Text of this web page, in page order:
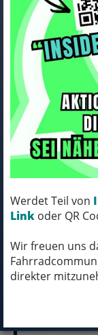
Werdet Teil von
Link oder QR
Wir freuen uns
direkter
Trek
XXS
Art.Nr.
Farbe:
MICH
pro Stück